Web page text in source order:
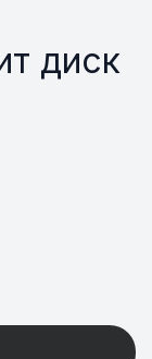
диск